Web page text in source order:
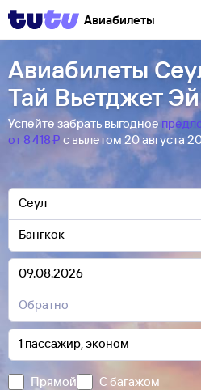
Авиабилеты
Авиабилеты
Тай Вьетджет
Успейте забрать выгодное
от 8 ⁠418 ⁠₽ с вылетом 20 августа
Прямой С багажом